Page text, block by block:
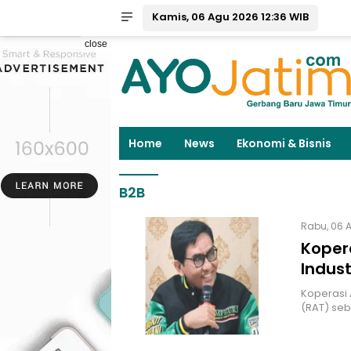
Kamis, 06 Agu 2026 12:36 WIB
close
Home News Ekonomi & Bisnis
B2B
Rabu, 06
Koperasi
(RAT)